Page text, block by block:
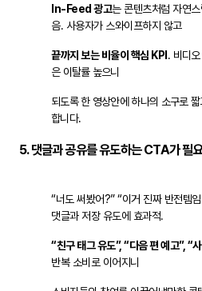
In-Feed 광고는 콘텐츠처럼 자연
음. 사용자가 스와이프하지 않고
끝까지 보는 비율이 핵심 KPI . 비디
은 이탈률 높으니
되도록 한 영상안에 하나의 소구로
합니다.
5.댓글과 공유를 유도하는 CTA가 필
“너도 써봤어?” “이거 진짜 반전템
댓글과 저장 유도에 효과적.
“친구 태그 유도”, “다음 편 예고”, “
반복 소비로 이어지니